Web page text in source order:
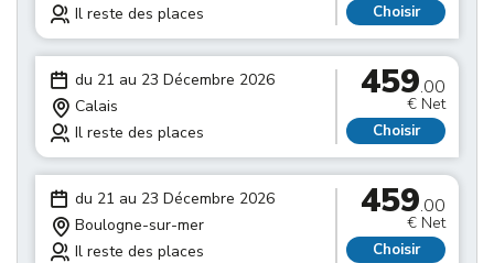
Il reste des places
Choisir
du 21 au 23 Décembre 2026
Calais
Il reste des places
459.00
€ Net
Choisir
du 21 au 23 Décembre 2026
Boulogne-sur-mer
Il reste des places
459.00
€ Net
Choisir